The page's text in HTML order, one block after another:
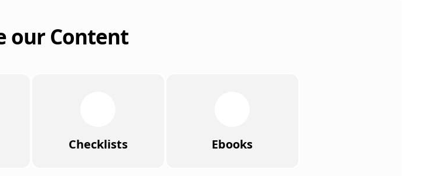
our Content
Checklists Ebooks